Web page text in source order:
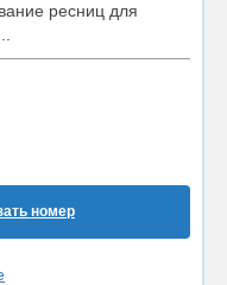
ресниц для
номер